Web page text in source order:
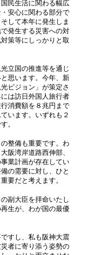
民生活に関わる幅広
安心に関わる部分で
して本年に発生しま
発生する災害への対
策等にしっかりと取
立国の推進等を通じ
思います。今年、新
ビジョン」が策定さ
は訪日外国人旅行者
消費額を８兆円まで
います。いずれも２
。
整備も重要です。わ
阪湾岸道路西伸部、
業計画が存在してい
の需要に対し、ひと
要だと考えます。
副大臣を拝命いたし
生が、わが国の最優
すし、私も阪神大震
者に寄り添う姿勢の